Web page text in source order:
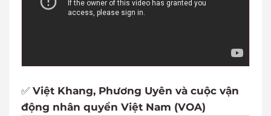
✅ Việt Khang, Phương Uyên và cuộc vận
động nhân quyền Việt Nam (VOA)